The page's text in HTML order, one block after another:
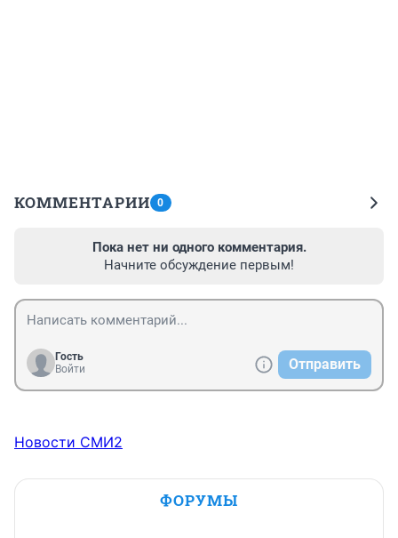
КОММЕНТАРИИ 0
Пока нет ни одного комментария.
Начните обсуждение первым!
Гость
Войти
Отправить
Новости СМИ2
ФОРУМЫ